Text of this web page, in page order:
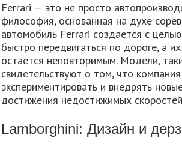
Ferrari — это не просто
философия, основанная на духе
автомобиль Ferrari создается с
быстро передвигаться по дороге, а
остается неповторимым. Модели,
свидетельствуют о том, что
экспериментировать и внедрять
достижения недостижимых
Lamborghini: Дизайн и